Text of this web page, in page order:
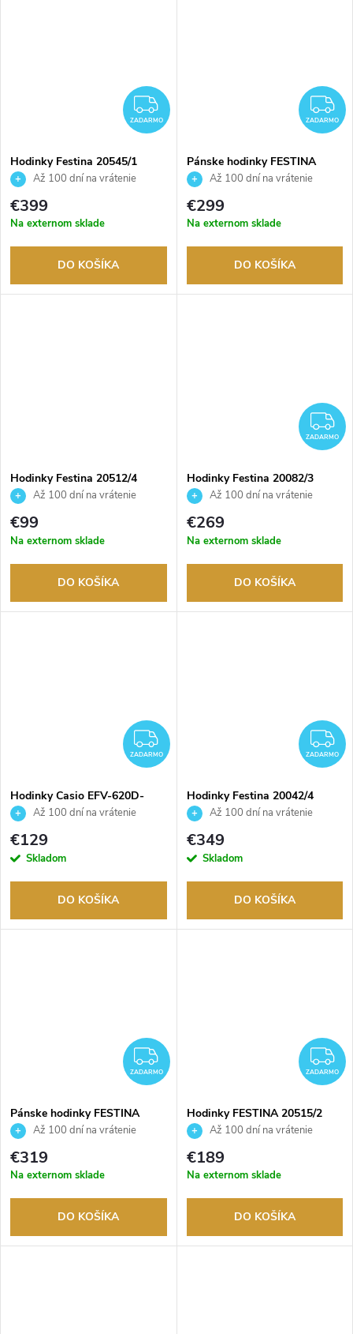
ZADARMO
ZADARMO
Hodinky Festina 20545/1
Až 100 dní na vrátenie
tovaru. Autorizovaný predajca.
€399
Na externom sklade
DO KOŠÍKA
ZADARMO
Pánske hodinky FESTINA
20535/1Až 100 dní na vrátenie
tovaru. Autorizovaný predajca.
€299
Na externom sklade
DO KOŠÍKA
Hodinky Festina 20512/4
Až 100 dní na vrátenie
tovaru. Autorizovaný predajca.
€99
Na externom sklade
DO KOŠÍKA
ZADARMO
Hodinky Festina 20082/3
Až 100 dní na vrátenie
tovaru. Autorizovaný predajca.
€269
Na externom sklade
DO KOŠÍKA
ZADARMO
ZADARMO
Hodinky Casio EFV-620D-
1A4VUEFAž 100 dní na vrátenie
tovaru. Autorizovaný predajca.
€129
Skladom
DO KOŠÍKA
ZADARMO
Hodinky Festina 20042/4
Až 100 dní na vrátenie
tovaru. Autorizovaný predajca.
€349
Skladom
DO KOŠÍKA
ZADARMO
ZADARMO
Pánske hodinky FESTINA
20632/1Až 100 dní na vrátenie
tovaru. Autorizovaný predajca.
€319
Na externom sklade
DO KOŠÍKA
ZADARMO
Hodinky FESTINA 20515/2
Až 100 dní na vrátenie
tovaru. Autorizovaný predajca.
€189
Na externom sklade
DO KOŠÍKA